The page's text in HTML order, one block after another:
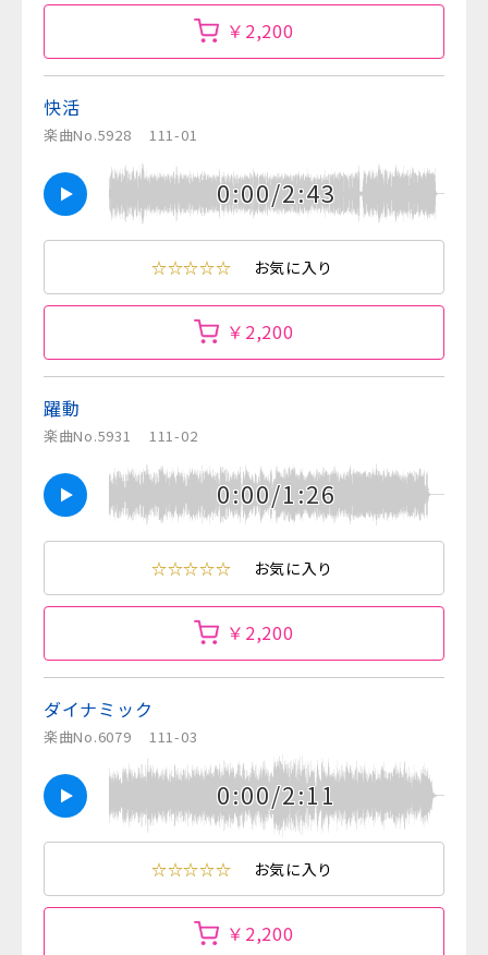
￥2,200
快活
楽曲No.5928 111-01
0:00/2:43
☆☆☆☆☆ お気に入り
￥2,200
躍動
楽曲No.5931 111-02
0:00/1:26
☆☆☆☆☆ お気に入り
￥2,200
ダイナミック
楽曲No.6079 111-03
0:00/2:11
☆☆☆☆☆ お気に入り
￥2,200